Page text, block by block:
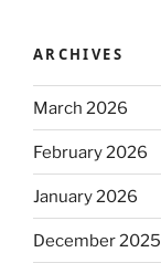
ARCHIVES
March 2026
February 2026
January 2026
December 2025